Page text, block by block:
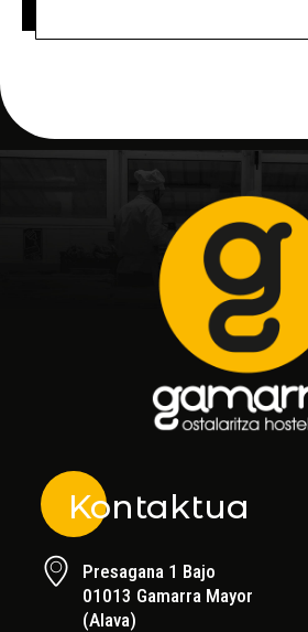
Kontaktua
Presagana 1 Bajo
01013 Gamarra Mayor
(Alava)